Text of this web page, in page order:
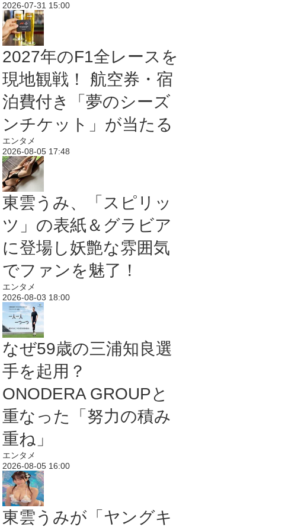
2026-07-31 15:00
2027年のF1全レースを
現地観戦！ 航空券・宿
泊費付き「夢のシーズ
ンチケット」が当たる
エンタメ
2026-08-05 17:48
東雲うみ、「スピリッ
ツ」の表紙＆グラビア
に登場し妖艶な雰囲気
でファンを魅了！
エンタメ
2026-08-03 18:00
なぜ59歳の三浦知良選
手を起用？
ONODERA GROUPと
重なった「努力の積み
重ね」
エンタメ
2026-08-05 16:00
東雲うみが「ヤングキ